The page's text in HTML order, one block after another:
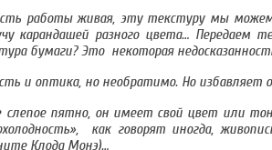
работы живая, эту текстуру мы
карандашей разного цвета…
бумаги? Это некоторая
и оптика, но необратимо. Но
пятно, он имеет свой цвет или
как говорят иногда,
Клода Монэ)…